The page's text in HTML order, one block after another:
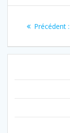
l’article
Précédent :